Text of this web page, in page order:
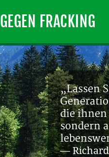
FRACKING
„Lassen
die
sondern
—